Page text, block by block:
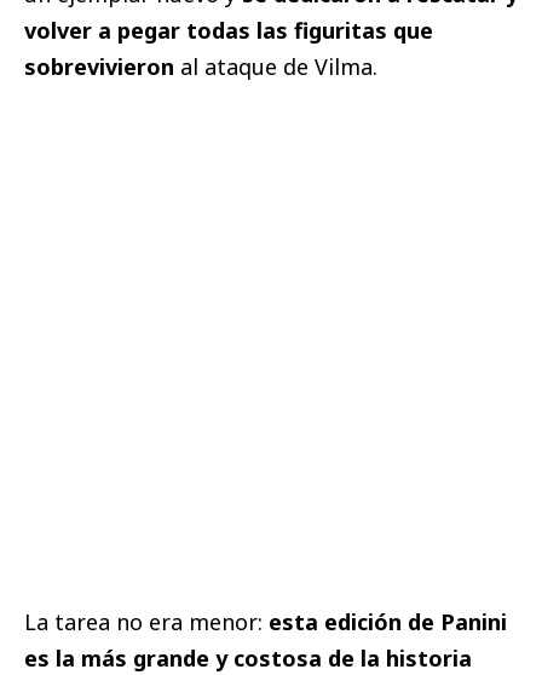
volver a pegar todas las figuritas que
sobrevivieron al ataque de Vilma.
La tarea no era menor: esta edición de Panini
es la más grande y costosa de la historia